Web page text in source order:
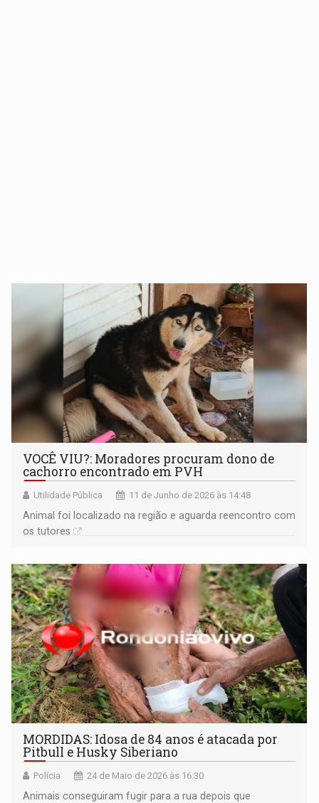
VOCÊ VIU?: Moradores procuram dono de
cachorro encontrado em PVH
Utilidade Pública 11 de Junho de 2026 às 14:48
Animal foi localizado na região e aguarda reencontro com
os tutores
MORDIDAS: Idosa de 84 anos é atacada por
Pitbull e Husky Siberiano
Polícia 24 de Maio de 2026 às 16:30
Animais conseguiram fugir para a rua depois que